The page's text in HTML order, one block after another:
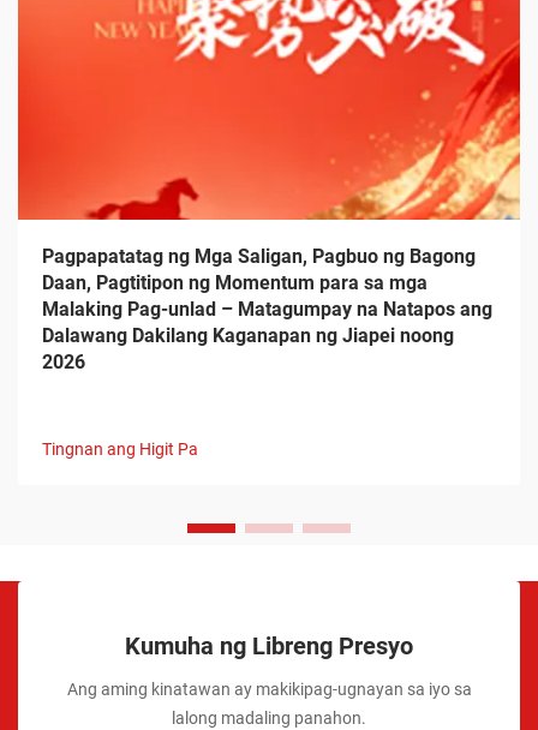
Pagpapatatag ng Mga Saligan, Pagbuo ng Bagong
Daan, Pagtitipon ng Momentum para sa mga
Malaking Pag-unlad – Matagumpay na Natapos ang
Dalawang Dakilang Kaganapan ng Jiapei noong
2026
Tingnan ang Higit Pa
Kumuha ng Libreng Presyo
Ang aming kinatawan ay makikipag-ugnayan sa iyo sa
lalong madaling panahon.